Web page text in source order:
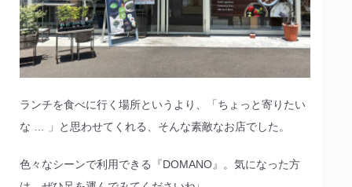
ランチを食べに行く場所というより、「ちょっと寄りたい
な … 」と思わせてくれる、そんな素敵なお店でした。
色々なシーンで利用できる『DOMANO』。気になった方